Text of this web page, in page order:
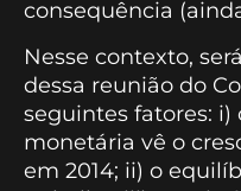
consequência
Nesse contexto,
dessa reunião do
seguintes fatores:
monetária vê o
em 2014; ii) o